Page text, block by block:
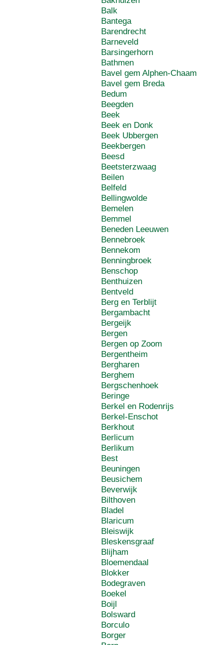
Balk
Bantega
Barendrecht
Barneveld
Barsingerhorn
Bathmen
Bavel gem Alphen-Chaam
Bavel gem Breda
Bedum
Beegden
Beek
Beek en Donk
Beek Ubbergen
Beekbergen
Beesd
Beetsterzwaag
Beilen
Belfeld
Bellingwolde
Bemelen
Bemmel
Beneden Leeuwen
Bennebroek
Bennekom
Benningbroek
Benschop
Benthuizen
Bentveld
Berg en Terblijt
Bergambacht
Bergeijk
Bergen
Bergen op Zoom
Bergentheim
Bergharen
Berghem
Bergschenhoek
Beringe
Berkel en Rodenrijs
Berkel-Enschot
Berkhout
Berlicum
Berlikum
Best
Beuningen
Beusichem
Beverwijk
Bilthoven
Bladel
Blaricum
Bleiswijk
Bleskensgraaf
Blijham
Bloemendaal
Blokker
Bodegraven
Boekel
Boijl
Bolsward
Borculo
Borger